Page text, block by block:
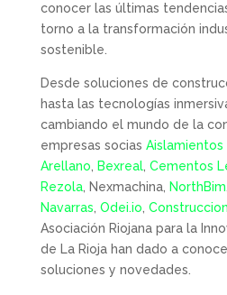
conocer las últimas
torno a la transformación
sostenible.
Desde soluciones de
hasta las tecnologías
cambiando el mundo de la
empresas socias Aislamientos
Arellano
Bexreal, Cementos
Rezola, Nexmachina, NorthBim
Navarras Odei.io
Asociación Riojana para la
de La Rioja han dado a
soluciones y novedades.